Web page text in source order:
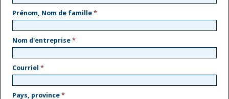
Prénom, Nom de famille*
Nom d'entreprise*
Courriel *
Pays, province*